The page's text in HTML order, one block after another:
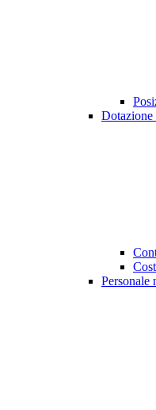
Dotazione
Personale